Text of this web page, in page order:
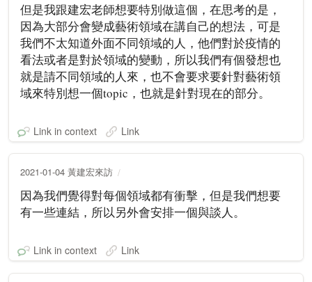
但是我跟建宏老師想要特別做這個，在思考的是，
因為大部分會變成藝術領域在講自己的想法，可是
我們不太知道外面不同領域的人，他們對於疫情的
看法或者是對於領域的變動，所以我們有個發想也
就是請不同領域的人來，也不會要求要針對藝術領
域來特別想一個topic，也就是針對現在的部分。
Link in context Link
2021-01-04 黃建宏來訪
因為我們覺得對每個領域都有衝擊，但是我們想要
有一些連結，所以另外會安排一個與談人。
Link in context Link